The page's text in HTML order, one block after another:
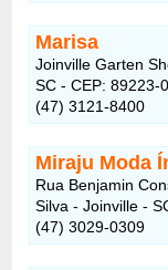
Marisa
Joinville Garten
SC - CEP: 89223-
(47) 3121-8400
Miraju Moda
Rua Benjamin
Silva - Joinville -
(47) 3029-0309